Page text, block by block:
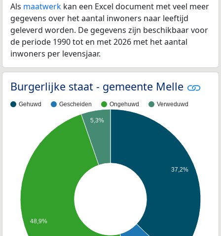
Als maatwerk kan een Excel document met veel meer
gegevens over het aantal inwoners naar leeftijd
geleverd worden. De gegevens zijn beschikbaar voor
de periode 1990 tot en met 2026 met het aantal
inwoners per levensjaar.
Burgerlijke staat - gemeente Melle
Gehuwd Gescheiden Ongehuwd Verweduwd
37,2%
5,3%
48,9%